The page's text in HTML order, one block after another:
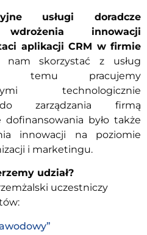
usługi doradcze
innowacji
aplikacji CRM w firmie
nam skorzystać z usług
temu pracujemy
technologicznie
do zarządzania firmą
dofinansowania było także
innowacji na poziomie
i marketingu.
udział?
uczestniczy